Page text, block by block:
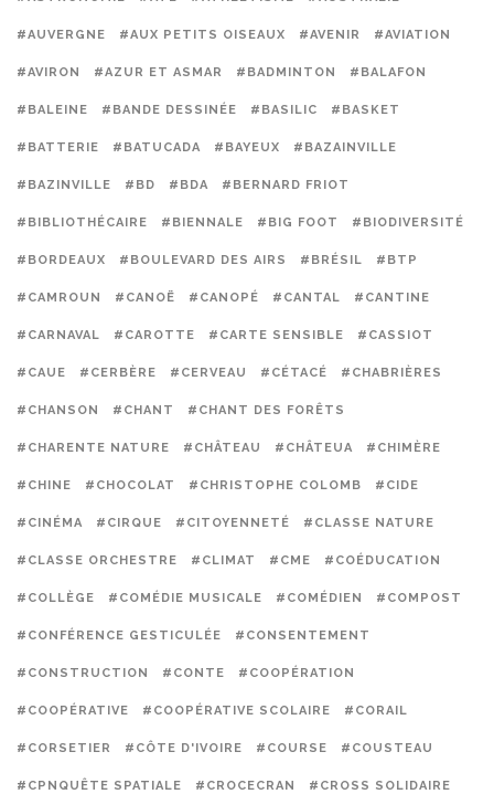
#AUVERGNE #AUX PETITS OISEAUX #AVENIR #AVIATION
#AVIRON #AZUR ET ASMAR #BADMINTON #BALAFON
#BALEINE #BANDE DESSINÉE #BASILIC #BASKET
#BATTERIE #BATUCADA #BAYEUX #BAZAINVILLE
#BAZINVILLE #BD #BDA #BERNARD FRIOT
#BIBLIOTHÉCAIRE #BIENNALE #BIG FOOT #BIODIVERSITÉ
#BORDEAUX #BOULEVARD DES AIRS #BRÉSIL #BTP
#CAMROUN #CANOË #CANOPÉ #CANTAL #CANTINE
#CARNAVAL #CAROTTE #CARTE SENSIBLE #CASSIOT
#CAUE #CERBÈRE #CERVEAU #CÉTACÉ #CHABRIÈRES
#CHANSON #CHANT #CHANT DES FORÊTS
#CHARENTE NATURE #CHÂTEAU #CHÂTEUA #CHIMÈRE
#CHINE #CHOCOLAT #CHRISTOPHE COLOMB #CIDE
#CINÉMA #CIRQUE #CITOYENNETÉ #CLASSE NATURE
#CLASSE ORCHESTRE #CLIMAT #CME #COÉDUCATION
#COLLÈGE #COMÉDIE MUSICALE #COMÉDIEN #COMPOST
#CONFÉRENCE GESTICULÉE #CONSENTEMENT
#CONSTRUCTION #CONTE #COOPÉRATION
#COOPÉRATIVE #COOPÉRATIVE SCOLAIRE #CORAIL
#CORSETIER #CÔTE D'IVOIRE #COURSE #COUSTEAU
#CPNQUÊTE SPATIALE #CROCECRAN #CROSS SOLIDAIRE